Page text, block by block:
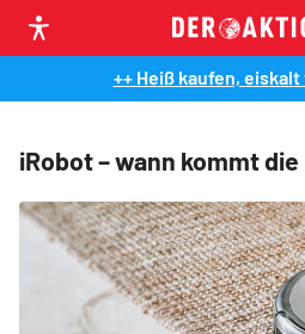
++ Heiß kaufen,
iRobot – wann kommt